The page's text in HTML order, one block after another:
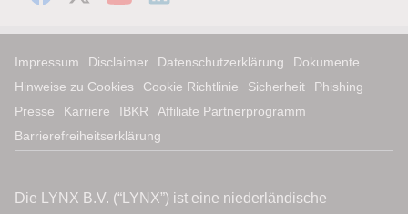
Impressum Disclaimer Datenschutzerklärung
Dokumente
Hinweise zu Cookies
Cookie Richtlinie Sicherheit
Phishing
Presse
Karriere IBKR
Affiliate Partnerprogramm
Barrierefreiheitserklärung